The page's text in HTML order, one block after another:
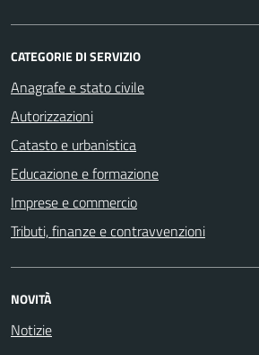
CATEGORIE DI SERVIZIO
Anagrafe e stato civile
Autorizzazioni
Catasto e urbanistica
Educazione e formazione
Imprese e commercio
Tributi, finanze e contravvenzioni
NOVITÀ
Notizie